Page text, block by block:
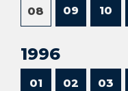
08 09 10
1996
01 02 03